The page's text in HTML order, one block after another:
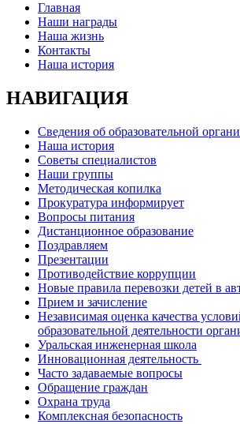
Главная
Наши награды
Наша жизнь
Контакты
Наша история
НАВИГАЦИЯ
Сведения об образовательной
Наша история
Советы специалистов
Наши группы
Методическая копилка
Прокуратура информирует
Вопросы питания
Дистанционное образование
Поздравляем
Презентации
Противодействие коррупции
Новые правила перевозки детей в
Прием и зачисление
Независимая оценка качества
образовательной деятельности
Уральская инженерная школа
Инновационная деятельность
Часто задаваемые вопросы
Обращение граждан
Охрана труда
Комплексная безопасность